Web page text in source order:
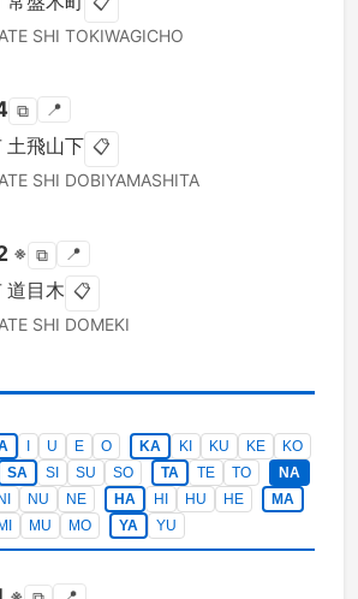
SHI TOKIWAGICHO
⧉ 📍
土飛山下 📋
SHI DOBIYAMASHITA
※ ⧉ 📍
道目木 📋
SHI DOMEKI
U E O KA KI KU KE
KO
SA
SI SU SO TA TE TO
NA
NI
NU NE HA HI HU HE
MA
MI
MU MO YA YU